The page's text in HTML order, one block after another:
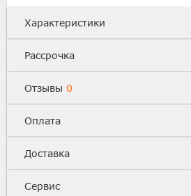
Характеристики
Рассрочка
Отзывы 0
Оплата
Доставка
Сервис